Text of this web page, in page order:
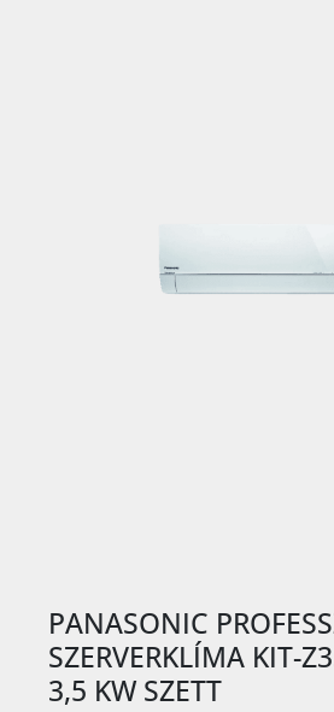
PANASONIC
SZERVERKLÍMA KIT-
3,5 KW SZETT